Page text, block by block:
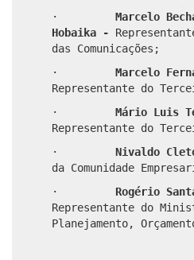
·
Marcelo
Hobaika -
das Comunicações;
·
Marcelo
Representante do
·
Mário Luis
Representante do
·
Nivaldo
da Comunidade
·
Rogério
Representante do
Planejamento,